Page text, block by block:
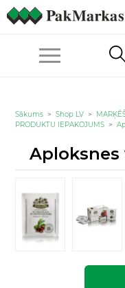
Sākums >Shop LV >
PRODUKTU IEPAKOJUMS >